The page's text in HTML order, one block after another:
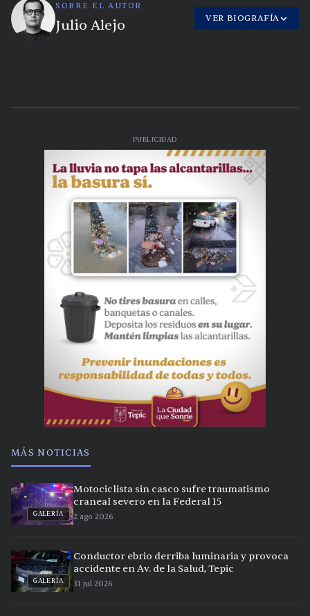
SOBRE EL AUTOR
Julio Alejo VER BIOGRAFÍA
PUBLICIDAD
MÁS NOTICIAS
GALERÍA
Motociclista sin casco sufre traumatismo
craneal severo en la Federal 15
2 ago 2026
GALERÍA
Conductor ebrio derriba luminaria y provoca
accidente en Av. de la Salud, Tepic
31 jul 2026